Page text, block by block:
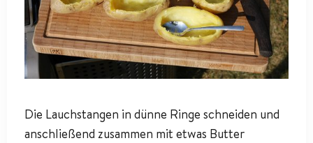
Die Lauchstangen in dünne Ringe schneiden und
anschließend zusammen mit etwas Butter